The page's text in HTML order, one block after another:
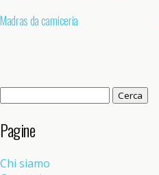
Madras da camiceria
per:
Pagine
Chi siamo